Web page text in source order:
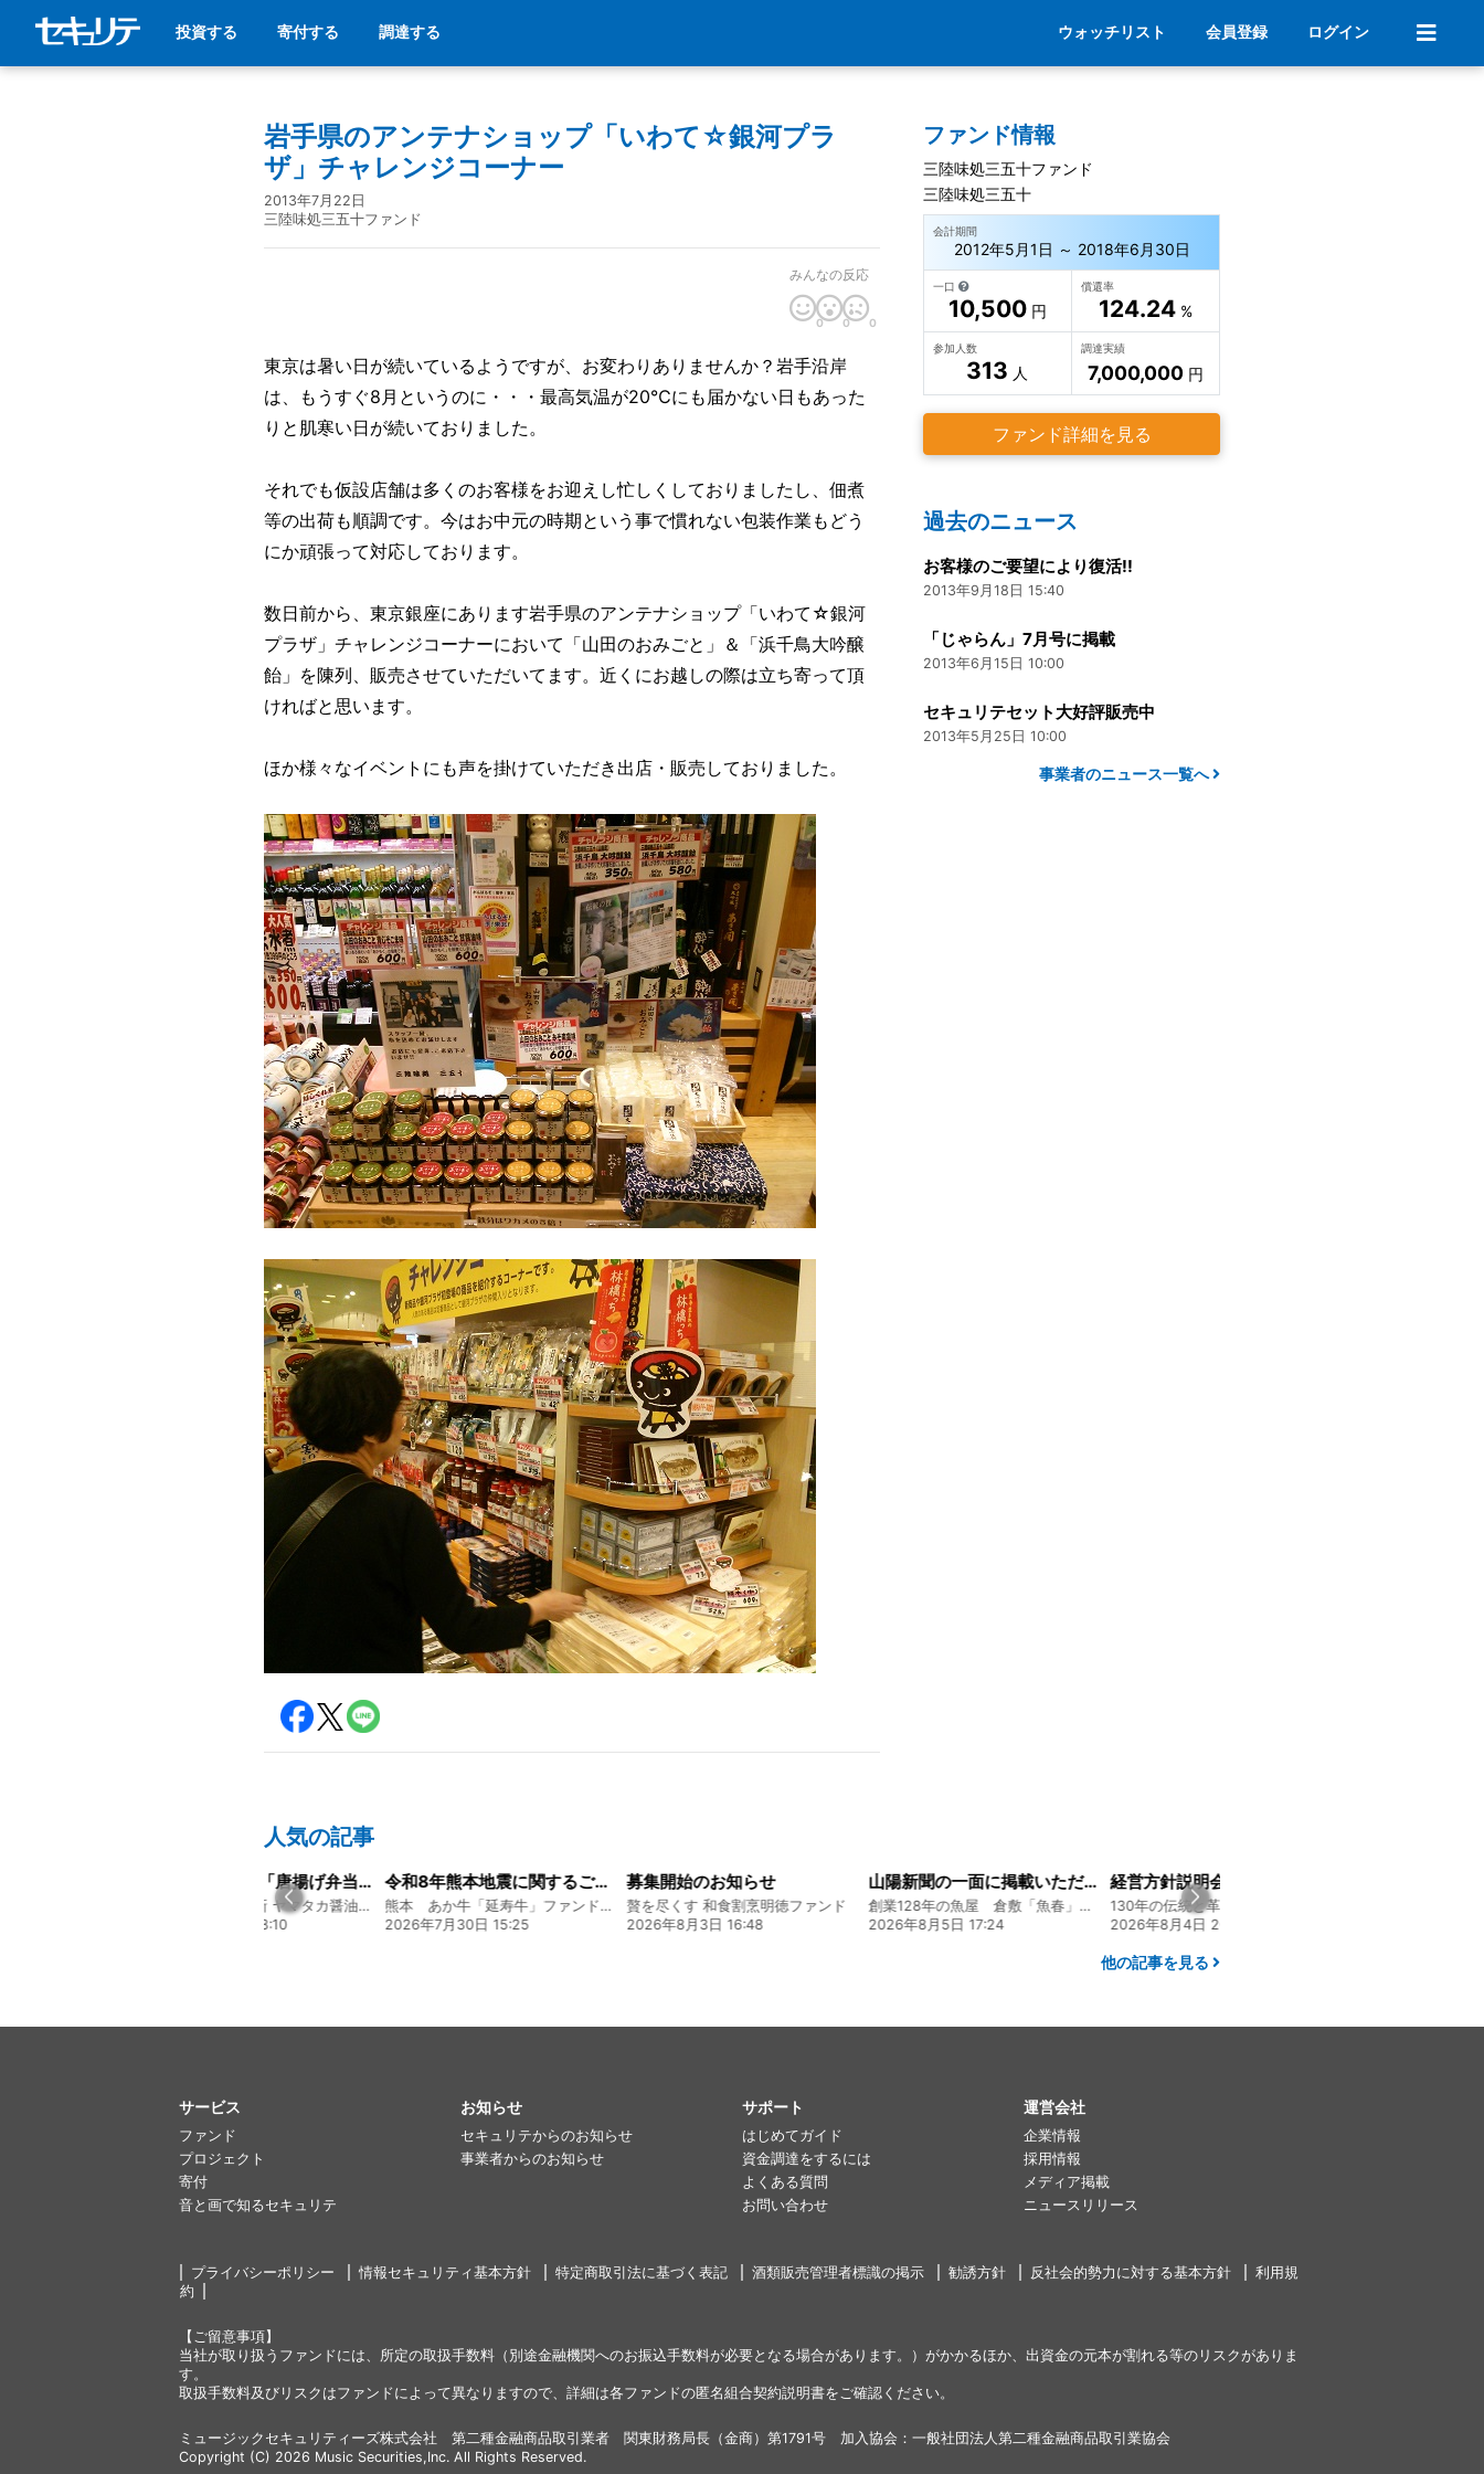
投資する 寄付する 調達する ウォッチリスト 会員登録 ログイン
岩手県のアンテナショップ「いわて☆銀河プラ
ザ」チャレンジコーナー
2013年7月22日
三陸味処三五十ファンド
みんなの反応
0 0 0
東京は暑い日が続いているようですが、お変わりありませんか？岩手沿岸
は、もうすぐ8月というのに・・・最高気温が20℃にも届かない日もあった
りと肌寒い日が続いておりました。
それでも仮設店舗は多くのお客様をお迎えし忙しくしておりましたし、佃煮
等の出荷も順調です。今はお中元の時期という事で慣れない包装作業もどう
にか頑張って対応しております。
数日前から、東京銀座にあります岩手県のアンテナショップ「いわて☆銀河
プラザ」チャレンジコーナーにおいて「山田のおみごと」＆「浜千鳥大吟醸
飴」を陳列、販売させていただいてます。近くにお越しの際は立ち寄って頂
ければと思います。
ほか様々なイベントにも声を掛けていただき出店・販売しておりました。
ファンド情報
三陸味処三五十ファンド
三陸味処三五十
会計期間
2012年5月1日 ～ 2018年6月30日
一口
10,500円
償還率
124.24%
参加人数
313 人
調達実績
7,000,000円
ファンド詳細を見る
過去のニュース
お客様のご要望により復活!!
2013年9月18日 15:40
「じゃらん」7月号に掲載
2013年6月15日 10:00
セキュリテセット大好評販売中
2013年5月25日 10:00
事業者のニュース一覧へ
人気の記事
大人気メニュー「唐揚げ弁当」のレシピをご紹介します！
130年の伝統と革新 ヤマタカ醤油ファンド
令和8年熊本地震に関するご報告
熊本 あか牛「延寿牛」ファンド2026
2026年7月30日 15:25
募集開始のお知らせ
贅を尽くす 和食割烹明徳ファンド
2026年8月3日 16:48
山陽新聞の一面に掲載いただきました！
創業128年の魚屋 倉敷「魚春」ファンド
2026年8月5日 17:24
2026年8月4日 20:00
他の記事を見る
サービス
ファンド
プロジェクト
寄付
音と画で知るセキュリテ
お知らせ
セキュリテからのお知らせ
事業者からのお知らせ
サポート
はじめてガイド
資金調達をするには
よくある質問
お問い合わせ
運営会社
企業情報
採用情報
メディア掲載
ニュースリリース
プライバシーポリシー 情報セキュリティ基本方針 特定商取引法に基づく表記 酒類販売管理者標識の掲示 勧誘方針 反社会的勢力に対する基本方針
利用規
約
【ご留意事項】
当社が取り扱うファンドには、所定の取扱手数料（別途金融機関へのお振込手数料が必要となる場合があります。）がかかるほか、出資金の元本が割れる等のリスクがありま
す。
取扱手数料及びリスクはファンドによって異なりますので、詳細は各ファンドの匿名組合契約説明書をご確認ください。
ミュージックセキュリティーズ株式会社 第二種金融商品取引業者 関東財務局長（金商）第1791号 加入協会：一般社団法人第二種金融商品取引業協会
Copyright (C) 2026 Music Securities,Inc. All Rights Reserved.